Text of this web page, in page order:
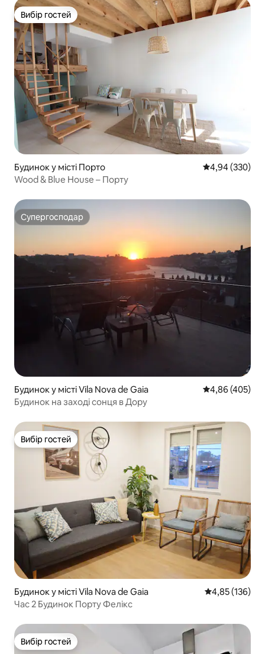
Вибір гостей
Вибір гостей
Будинок у місті Порто Середня
4,94 (330)
Wood & Blue House – Порту
Супергосподар
Супергосподар
Будинок у місті Vila Nova de Gaia Середня
4,86 (405)
Будинок на заході сонця в Дору
Вибір гостей
Вибір гостей
Будинок у місті Vila Nova de Gaia Середня
4,85 (136)
Час 2 Будинок Порту Фелікс
Вибір гостей
Вибір гостей